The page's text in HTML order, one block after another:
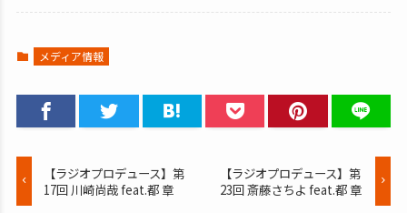
メディア情報
【ラジオプロデュース】第
17回 川崎尚哉 feat.都 章
【ラジオプロデュース】第
23回 斎藤さちよ feat.都 章